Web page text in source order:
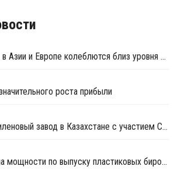
Цены на пропилен в Азии и Европе колеблются близ уровня в USD1000
роста прибыли
Первый полипропиленовый завод в Казахстане с участием СИБУРа терпит убытки
"Силтэк" увеличила мощности по выпуску пластиковых бирок для животных